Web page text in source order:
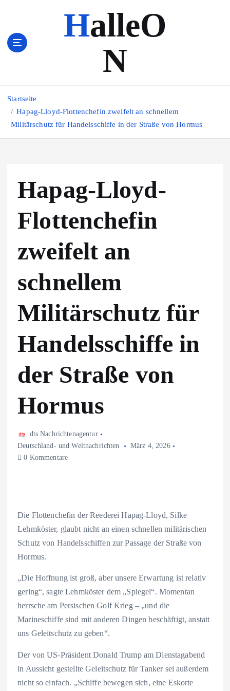
HalleO
N
Startseite
Hapag-Lloyd-Flottenchefin zweifelt an schnellem
Militärschutz für Handelsschiffe in der Straße von Hormus
Hapag-Lloyd-
Flottenchefin
zweifelt an
schnellem
Militärschutz für
Handelsschiffe in
der Straße von
Hormus
dts Nachrichtenagentur
Deutschland- und Weltnachrichten
März 4, 2026
0 Kommentare
Die Flottenchefin der Reederei Hapag-Lloyd, Silke
Lehmköster, glaubt nicht an einen schnellen militärischen
Schutz von Handelsschiffen zur Passage der Straße von
Hormus.
„Die Hoffnung ist groß, aber unsere Erwartung ist relativ
gering“, sagte Lehmköster dem „Spiegel“. Momentan
herrsche am Persischen Golf Krieg – „und die
Marineschiffe sind mit anderen Dingen beschäftigt, anstatt
uns Geleitschutz zu geben“.
Der von US-Präsident Donald Trump am Dienstagabend
in Aussicht gestellte Geleitschutz für Tanker sei außerdem
nicht so einfach. „Schiffe bewegen sich, eine Eskorte